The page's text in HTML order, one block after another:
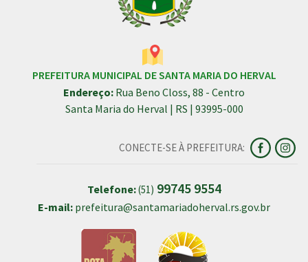
PREFEITURA MUNICIPAL DE SANTA MARIA DO HERVAL
Endereço: Rua Beno Closs, 88 - Centro
Santa Maria do Herval | RS | 93995-000
CONECTE-SE À PREFEITURA:
Telefone:(51) 99745 9554
E-mail: prefeitura@santamariadoherval.rs.gov.br